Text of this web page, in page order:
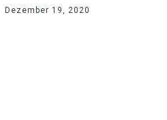
Dezember 19, 2020